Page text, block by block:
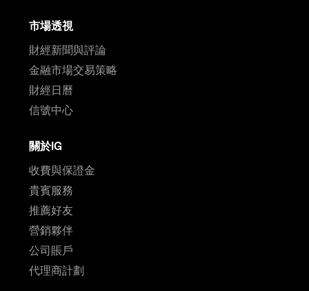
市場透視
財經新聞與評論
金融市場交易策略
財經日曆
信號中心
關於IG
收費與保證金
貴賓服務
推薦好友
營銷夥伴
公司賬戶
代理商計劃